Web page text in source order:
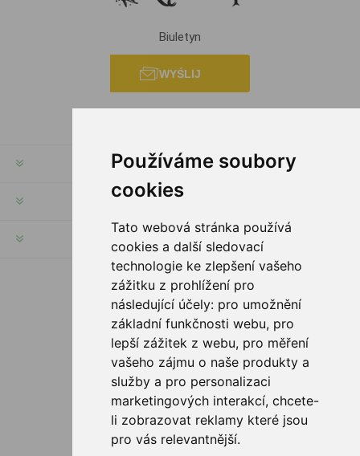
Používáme soubory
cookies
Tato webová stránka používá
cookies a další sledovací
technologie ke zlepšení vašeho
zážitku z prohlížení pro
následující účely: pro umožnění
základní funkčnosti webu, pro
lepší zážitek z webu, pro měření
vašeho zájmu o naše produkty a
služby a pro personalizaci
marketingových interakcí, chcete-
li zobrazovat reklamy které jsou
pro vás relevantnější.
Biuletyn
WYŚLIJ
INFORMACJE
MOJE KONTO
SERWIS KLIENTA
PODĄŻAJ ZA NAMI
OPCJE PŁATNOŚCI